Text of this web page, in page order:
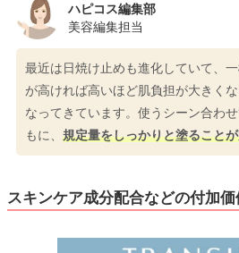
ハピコス編集部
美容編集担当
最近は日焼け止めも進化していて、
が高ければ高いほど肌負担が大きく
なってきています。使うシーン合わ
もに、 規定量をしっかりと塗ること
スキンケア成分配合などの付加